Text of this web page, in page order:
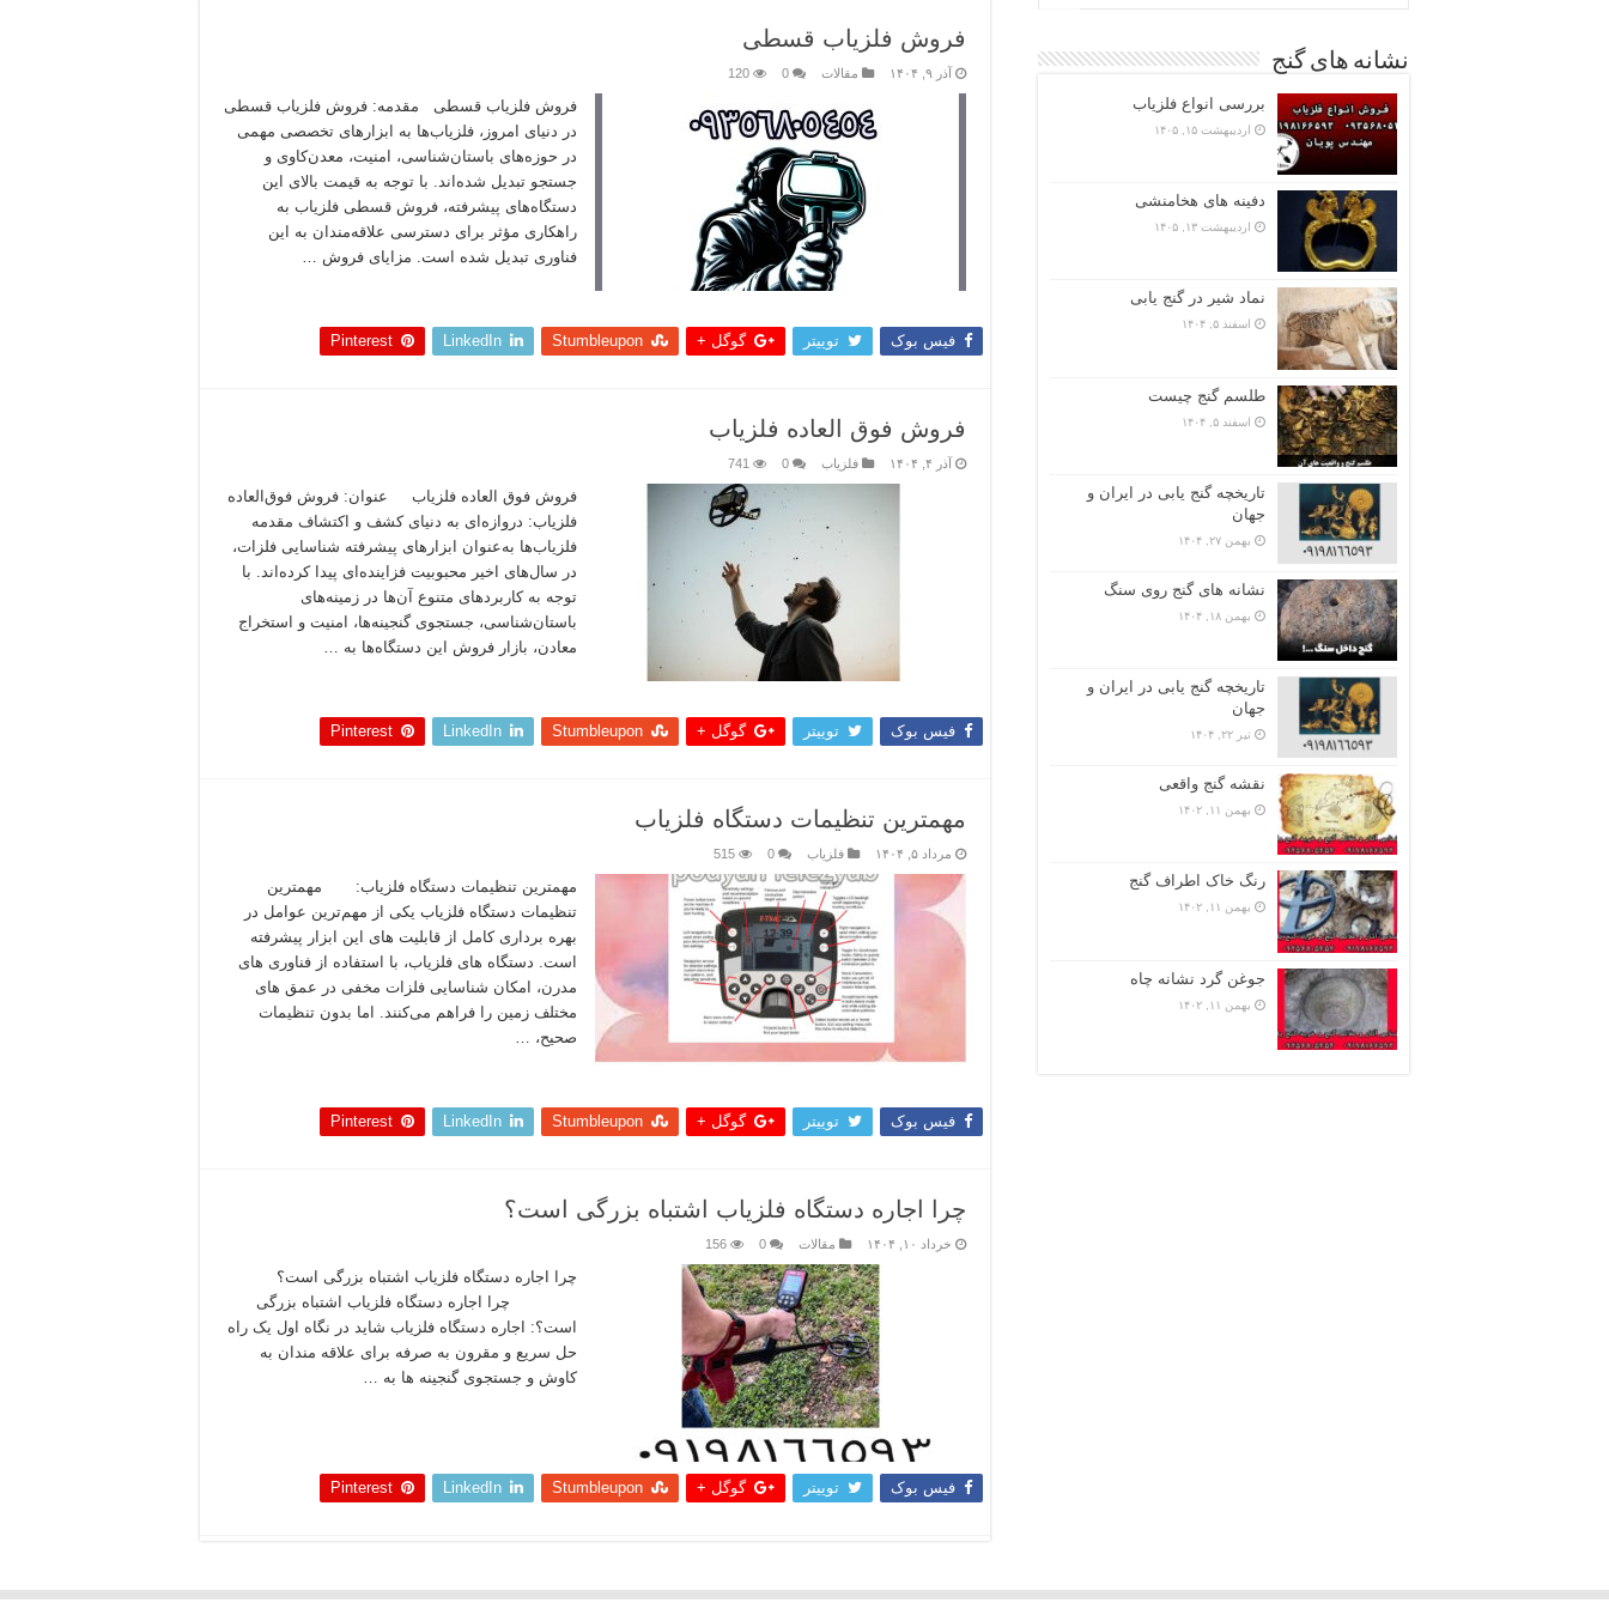
فروش فلزیاب قسطی
آذر ۹, ۱۴۰۴ مقالات 0
120
فروش فلزیاب قسطی مقدمه: فروش فلزیاب قسطی
در دنیای امروز، فلزیاب‌ها به ابزارهای تخصصی مهمی
در حوزه‌های باستان‌شناسی، امنیت، معدن‌کاوی و
جستجو تبدیل شده‌اند. با توجه به قیمت بالای این
دستگاه‌های پیشرفته، فروش قسطی فلزیاب به
راهکاری مؤثر برای دسترسی علاقه‌مندان به این
فناوری تبدیل شده است. مزایای فروش …
فیس بوک توییتر گوگل + Stumbleupon
LinkedIn
Pinterest
فروش فوق العاده فلزیاب
آذر ۴, ۱۴۰۴ فلزیاب 0
741
فروش فوق العاده فلزیاب عنوان: فروش فوق‌العاده
فلزیاب: دروازه‌ای به دنیای کشف و اکتشاف مقدمه
فلزیاب‌ها به‌عنوان ابزارهای پیشرفته شناسایی فلزات،
در سال‌های اخیر محبوبیت فزاینده‌ای پیدا کرده‌اند. با
توجه به کاربردهای متنوع آن‌ها در زمینه‌های
باستان‌شناسی، جستجوی گنجینه‌ها، امنیت و استخراج
معادن، بازار فروش این دستگاه‌ها به …
فیس بوک توییتر گوگل + Stumbleupon
LinkedIn
Pinterest
مهمترین تنظیمات دستگاه فلزیاب
مرداد ۵, ۱۴۰۴ فلزیاب 0
515
مهمترین تنظیمات دستگاه فلزیاب: مهمترین
تنظیمات دستگاه فلزیاب یکی از مهم‌ترین عوامل در
بهره‌ برداری کامل از قابلیت‌ های این ابزار پیشرفته
است. دستگاه‌ های فلزیاب، با استفاده از فناوری‌ های
مدرن، امکان شناسایی فلزات مخفی در عمق‌ های
مختلف زمین را فراهم می‌کنند. اما بدون تنظیمات
صحیح، …
فیس بوک توییتر گوگل + Stumbleupon
LinkedIn
Pinterest
چرا اجاره دستگاه فلزیاب اشتباه بزرگی است؟
خرداد ۱۰, ۱۴۰۴ مقالات 0
156
چرا اجاره دستگاه فلزیاب اشتباه بزرگی است؟
چرا اجاره دستگاه فلزیاب اشتباه بزرگی
است؟: اجاره دستگاه فلزیاب شاید در نگاه اول یک راه
حل سریع و مقرون به صرفه برای علاقه‌ مندان به
کاوش و جستجوی گنجینه‌ ها به …
فیس بوک توییتر گوگل + Stumbleupon
LinkedIn
Pinterest
نشانه های گنج
بررسی انواع فلزیاب
اردیبهشت ۱۵, ۱۴۰۵
دفینه های هخامنشی
اردیبهشت ۱۳, ۱۴۰۵
نماد شیر در گنج یابی
اسفند ۵, ۱۴۰۴
طلسم گنج چیست
اسفند ۵, ۱۴۰۴
تاریخچه گنج‌ یابی در ایران و
جهان
بهمن ۲۷, ۱۴۰۴
نشانه های گنج روی سنگ
بهمن ۱۸, ۱۴۰۴
تاریخچه گنج‌ یابی در ایران و
جهان
تیر ۲۲, ۱۴۰۴
نقشه گنج واقعی
بهمن ۱۱, ۱۴۰۲
رنگ خاک اطراف گنج
بهمن ۱۱, ۱۴۰۲
جوغن گرد نشانه چاه
بهمن ۱۱, ۱۴۰۲